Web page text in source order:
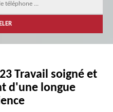
Travail soigné et
d'une longue